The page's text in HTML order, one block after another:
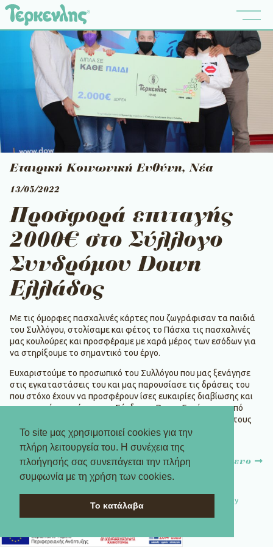
Το site μας χρησιμοποιεί cookies για την
πλήρη λειτουργεία του. Η συνέχεια της
πλοήγησής σας συνεπάγεται την πλήρη
συμφωνία με τη χρήση των cookies.
Το κατάλαβα
Εταιρική Κοινωνική Ευθύνη,Νέα
13/05/2022
Προσφορά επιταγής
2000€ στο Σύλλογο
Συνδρόμου Down
Eλλάδος
Με τις όμορφες πασχαλινές κάρτες που ζωγράφισαν τα παιδιά
του Συλλόγου, στολίσαμε και φέτος το Πάσχα τις πασχαλινές
μας κουλούρες και προσφέραμε με χαρά μέρος των εσόδων για
να στηρίξουμε το σημαντικό του έργο.
Ευχαριστούμε το προσωπικό του Συλλόγου που μας ξενάγησε
στις εγκαταστάσεις του και μας παρουσίασε τις δράσεις του
που στόχο έχουν να προσφέρουν ίσες ευκαιρίες διαβίωσης και
συμμετοχής στα άτομα με Σύνδρομο Down. Ευχόμαστε από
καρδιάς να συνεχίζουν πάντα με δύναμη και ελπίδα αυτή τους
την προσπάθεια.
Πλοήγηση
άρθρων
προηγούμενο επόμενο
© 2026 TERKENLIS | Designed by
| Developed by